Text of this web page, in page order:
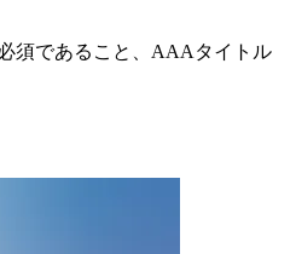
須であること、AAAタイトル